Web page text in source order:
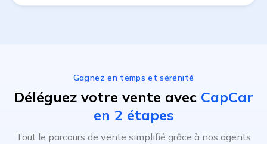
Gagnez en temps et sérénité
Déléguez votre vente avec CapCar
en 2 étapes
Tout le parcours de vente simplifié grâce à nos agents